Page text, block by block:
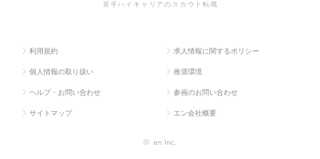
若手ハイキャリアのスカウト転職
利用規約 求人情報に関するポリシー
個人情報の取り扱い 推奨環境
ヘルプ・お問い合わせ 参画のお問い合わせ
サイトマップ エン会社概要
© en Inc.